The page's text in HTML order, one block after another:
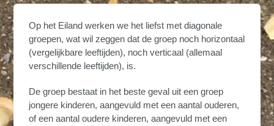
Op het Eiland werken we het liefst met diagonale
groepen, wat wil zeggen dat de groep noch horizontaal
(vergelijkbare leeftijden), noch verticaal (allemaal
verschillende leeftijden), is.
De groep bestaat in het beste geval uit een groep
jongere kinderen, aangevuld met een aantal ouderen,
of een aantal oudere kinderen, aangevuld met een